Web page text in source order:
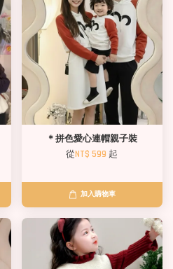
＊拼色愛心連帽親子裝
從NT$ 599起
加入購物車